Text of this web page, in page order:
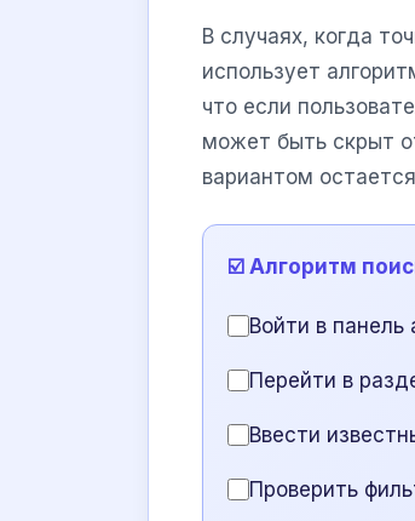
В случаях, когда
использует
что если
может быть скрыт
вариантом
☑️ Алгоритм
Войти в
Перейти в
Ввести
Проверить